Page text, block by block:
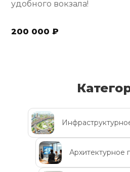
удобного вокзала!
200 000 ₽
Архитектурное